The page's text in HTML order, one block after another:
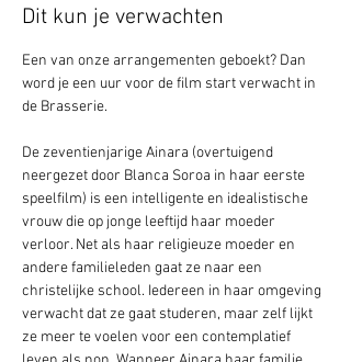
Dit kun je verwachten
Een van onze arrangementen geboekt? Dan
word je een uur voor de film start verwacht in
de Brasserie.
De zeventienjarige Ainara (overtuigend
neergezet door Blanca Soroa in haar eerste
speelfilm) is een intelligente en idealistische
vrouw die op jonge leeftijd haar moeder
verloor. Net als haar religieuze moeder en
andere familieleden gaat ze naar een
christelijke school. Iedereen in haar omgeving
verwacht dat ze gaat studeren, maar zelf lijkt
ze meer te voelen voor een contemplatief